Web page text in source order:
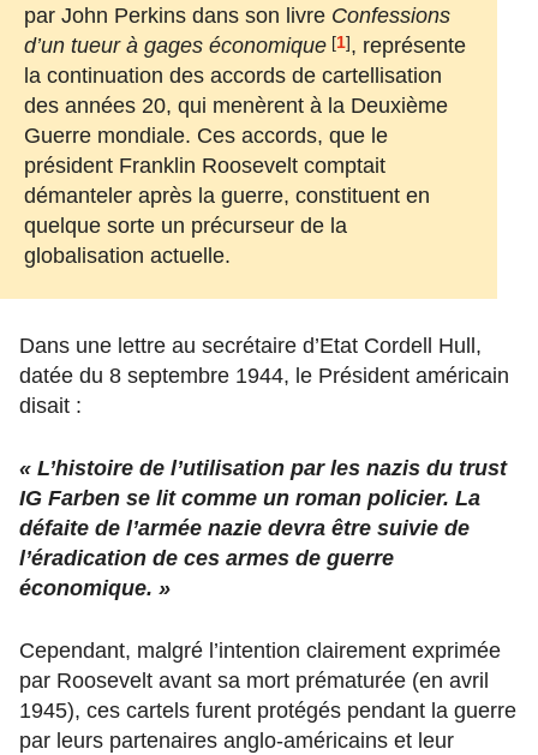
par John Perkins dans son livre Confessions
d’un tueur à gages économique [1], représente
la continuation des accords de cartellisation
des années 20, qui menèrent à la Deuxième
Guerre mondiale. Ces accords, que le
président Franklin Roosevelt comptait
démanteler après la guerre, constituent en
quelque sorte un précurseur de la
globalisation actuelle.
Dans une lettre au secrétaire d’Etat Cordell Hull,
datée du 8 septembre 1944, le Président américain
disait :
« L’histoire de l’utilisation par les nazis du trust
IG Farben se lit comme un roman policier. La
défaite de l’armée nazie devra être suivie de
l’éradication de ces armes de guerre
économique. »
Cependant, malgré l’intention clairement exprimée
par Roosevelt avant sa mort prématurée (en avril
1945), ces cartels furent protégés pendant la guerre
par leurs partenaires anglo-américains et leur